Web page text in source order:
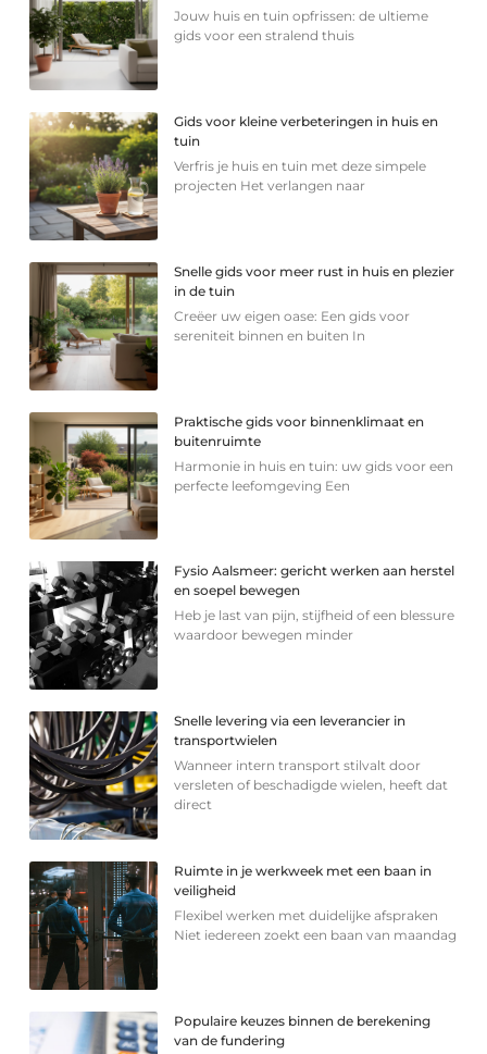
Jouw huis en tuin opfrissen: de ultieme
gids voor een stralend thuis
Gids voor kleine verbeteringen in huis en
tuin
Verfris je huis en tuin met deze simpele
projecten Het verlangen naar
Snelle gids voor meer rust in huis en plezier
in de tuin
Creëer uw eigen oase: Een gids voor
sereniteit binnen en buiten In
Praktische gids voor binnenklimaat en
buitenruimte
Harmonie in huis en tuin: uw gids voor een
perfecte leefomgeving Een
Fysio Aalsmeer: gericht werken aan herstel
en soepel bewegen
Heb je last van pijn, stijfheid of een blessure
waardoor bewegen minder
Snelle levering via een leverancier in
transportwielen
Wanneer intern transport stilvalt door
versleten of beschadigde wielen, heeft dat
direct
Ruimte in je werkweek met een baan in
veiligheid
Flexibel werken met duidelijke afspraken
Niet iedereen zoekt een baan van maandag
Populaire keuzes binnen de berekening
van de fundering